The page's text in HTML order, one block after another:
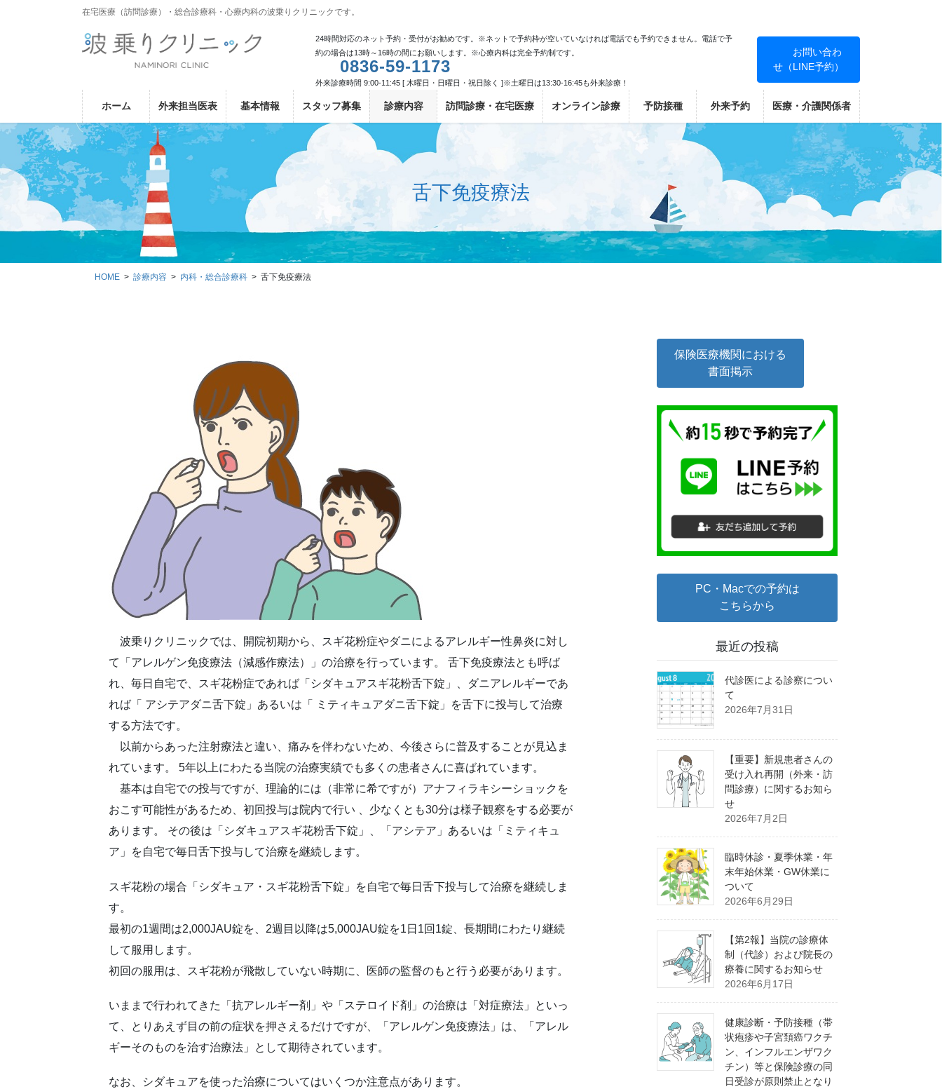
動
に
在宅医療（訪問診療）・総合診療科・心療内科の波乗りクリニックです。
24時間対応のネット予約・受付がお勧めです。※ネットで予約枠が空いていなければ電話でも予約できません。電話で予
約の場合は13時～16時の間にお願いします。※心療内科は完全予約制です。
0836-59-1173
外来診療時間 9:00-11:45 [ 木曜日・日曜日・祝日除く ]※土曜日は13:30-16:45も外来診療！
お問い合わ
せ（LINE予約）
ホーム 外来担当医表 基本情報 スタッフ募集 診療内容 訪問診療・在宅医療 オンライン診療 予防接種 外来予約 医療・介護関係者
舌下免疫療法
HOME 診療内容 内科・総合診療科 舌下免疫療法
波乗りクリニックでは、開院初期から、スギ花粉症やダニによるアレルギー性鼻炎に対し
て「アレルゲン免疫療法（減感作療法）」の治療を行っています。 舌下免疫療法とも呼ば
れ、毎日自宅で、スギ花粉症であれば「シダキュアスギ花粉舌下錠」、ダニアレルギーであ
れば「 アシテアダニ舌下錠」あるいは「 ミティキュアダニ舌下錠」を舌下に投与して治療
する方法です。
以前からあった注射療法と違い、痛みを伴わないため、今後さらに普及することが見込ま
れています。 5年以上にわたる当院の治療実績でも多くの患者さんに喜ばれています。
基本は自宅での投与ですが、理論的には（非常に希ですが）アナフィラキシーショックを
おこす可能性があるため、初回投与は院内で行い 、少なくとも30分は様子観察をする必要が
あります。 その後は「シダキュアスギ花粉舌下錠」、「アシテア」あるいは「ミティキュ
ア」を自宅で毎日舌下投与して治療を継続します。
スギ花粉の場合「シダキュア・スギ花粉舌下錠」を自宅で毎日舌下投与して治療を継続しま
す。
最初の1週間は2,000JAU錠を、2週目以降は5,000JAU錠を1日1回1錠、長期間にわたり継続
して服用します。
初回の服用は、スギ花粉が飛散していない時期に、医師の監督のもと行う必要があります。
いままで行われてきた「抗アレルギー剤」や「ステロイド剤」の治療は「対症療法」といっ
て、とりあえず目の前の症状を押さえるだけですが、「アレルゲン免疫療法」は、「アレル
ギーそのものを治す治療法」として期待されています。
なお、シダキュアを使った治療についてはいくつか注意点があります。
保険医療機関における
書面掲示
PC・Macでの予約は
こちらから
最近の投稿
代診医による診察につい
て
2026年7月31日
【重要】新規患者さんの
受け入れ再開（外来・訪
問診療）に関するお知ら
せ
2026年7月2日
臨時休診・夏季休業・年
末年始休業・GW休業に
ついて
2026年6月29日
【第2報】当院の診療体
制（代診）および院長の
療養に関するお知らせ
2026年6月17日
健康診断・予防接種（帯
状疱疹や子宮頚癌ワクチ
ン、インフルエンザワク
チン）等と保険診療の同
日受診が原則禁止となり